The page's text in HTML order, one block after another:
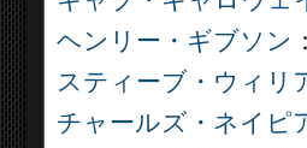
ヘンリー・ギブソン
スティーブ・ウィリ
チャールズ・ネイピ